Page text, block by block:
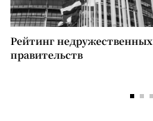
Рейтинг недружественных
правительств